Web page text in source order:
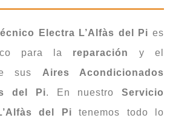
Electra L’Alfàs del Pi es
para la reparación
y el
sus Aires Acondicionados
del Pi. En nuestroServicio
del Pi tenemos todo lo